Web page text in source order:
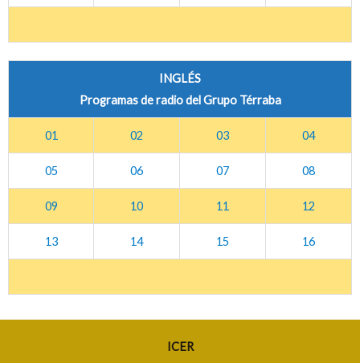
INGLÉS
Programas de radio del Grupo Térraba
01 02 03 04
05 06 07 08
09 10 11 12
13 14 15 16
ICER